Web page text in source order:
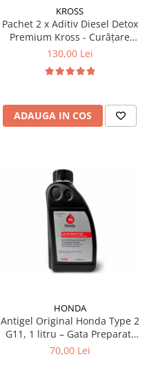
KROSS
Pachet 2 x Aditiv Diesel Detox
Premium Kross - Curățare
Completă, +5 Puncte Cetanic
130,00 Lei
ADAUGA IN COS
HONDA
Antigel Original Honda Type 2
G11, 1 litru – Gata Preparat,
All Season, Protecție -36°C
70,00 Lei